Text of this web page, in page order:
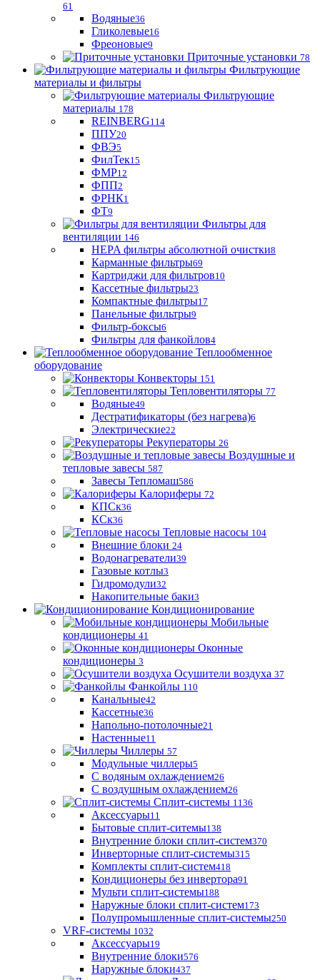
61
Водяные36
Гликолевые16
Фреоновые9
Приточные установки 78
Фильтрующие
материалы и фильтры
Фильтрующие
материaлы 178
REINBERG114
ППУ20
ФВЭ5
ФилТек15
ФМР12
ФПП2
ФРНК1
ФТ9
Фильтры для
вентиляции 146
HEPA фильтры абсолютной очистки8
Карманные фильтры69
Картриджи для фильтров10
Кассетные фильтры23
Компактные фильтры17
Панельные фильтры9
Фильтр-боксы6
Фильтры для фанкойлов4
Теплообменное
оборудование
Конвекторы 151
Тепловентиляторы 77
Водяные49
Дестратификаторы (без нагрева)6
Электрические22
Рекуператоры 26
Воздушные и
тепловые завесы 587
Завесы Тепломаш586
Калориферы 72
КПСк36
КСк36
Тепловые насосы 104
Внешние блоки 24
Водонагреватели39
Газовые котлы3
Гидромодули32
Накопительные баки3
Кондиционирование
Мобильные
кондиционеры 41
Оконные
кондиционеры 3
Осушители воздуха 37
Фанкойлы 110
Канальные42
Кассетные36
Напольно-потолочные21
Настенные11
Чиллеры 57
Модульные чиллеры5
С водяным охлаждением26
С воздушным охлаждением26
Сплит-системы 1136
Аксессуары11
Бытовые сплит-ситемы138
Внутренние блоки сплит-систем370
Инверторные сплит-системы315
Комплекты сплит-систем418
Кондиционеры без инвертора91
Мульти сплит-системы188
Наружные блоки сплит-систем173
Полупромышленные сплит-системы250
VRF-системы 1032
Аксессуары19
Внутренние блоки576
Наружные блоки437